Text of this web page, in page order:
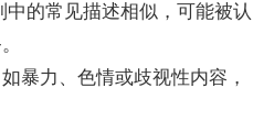
的常见描述相似，可能被认
暴力、色情或歧视性内容，